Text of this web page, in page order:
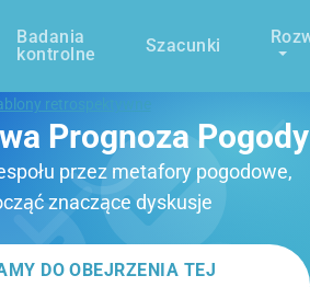
Badania
kontrolne
Szacunki
retrospektywne
Prognoza Pogody
przez metafory pogodowe,
znaczące dyskusje
DO OBEJRZENIA TEJ